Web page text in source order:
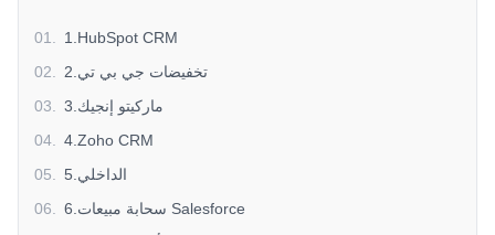
01. 1.HubSpot CRM
02.
2.تخفيضات جي بي تي
03.
3.ماركيتو إنجيك
04. 4.Zoho CRM
05.
5.الداخلي
06.
6.سحابة مبيعات Salesforce